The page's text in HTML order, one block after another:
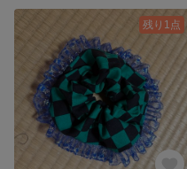
残り1点